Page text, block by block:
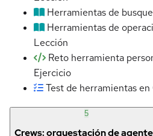
Herramientas de
Herramientas de
Lección
Reto herramienta
Ejercicio
Test de herramientas en
5
Crews: orquestación de